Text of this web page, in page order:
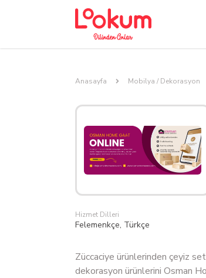
Anasayfa Mobilya / Dekorasyon
Hizmet Dilleri
Felemenkçe, Türkçe
Züccaciye ürünlerinden çeyiz
dekorasyon ürünlerini Osman